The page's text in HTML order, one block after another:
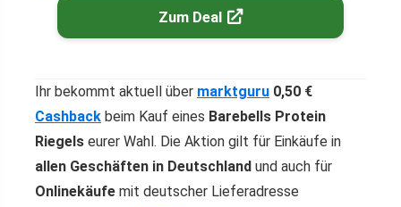
Zum Deal
Ihr bekommt aktuell über marktguru 0,50 €
Cashback beim Kauf eines Barebells Protein
Riegels eurer Wahl. Die Aktion gilt für Einkäufe in
allen Geschäften in Deutschland und auch für
Onlinekäufe mit deutscher Lieferadresse